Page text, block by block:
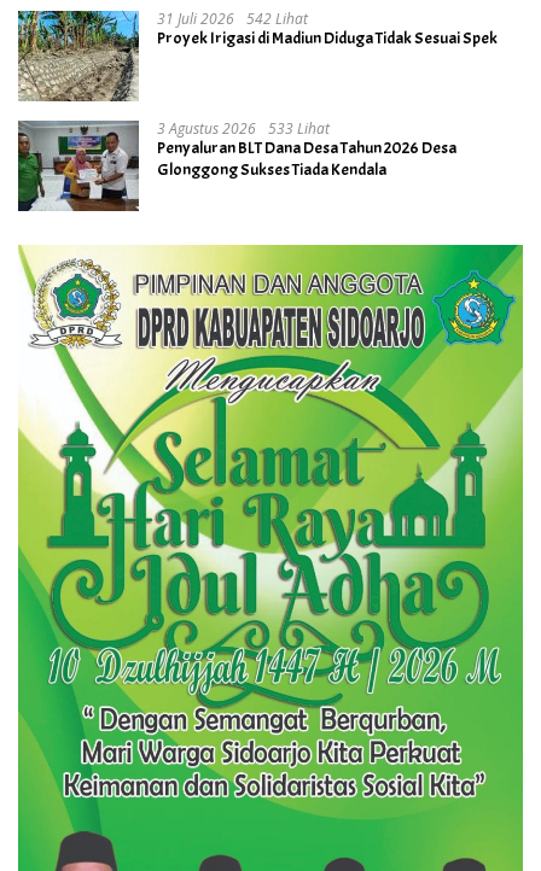
31 Juli 2026 542 Lihat
Proyek Irigasi di Madiun Diduga Tidak Sesuai Spek
3 Agustus 2026 533 Lihat
Penyaluran BLT Dana Desa Tahun 2026 Desa
Glonggong Sukses Tiada Kendala